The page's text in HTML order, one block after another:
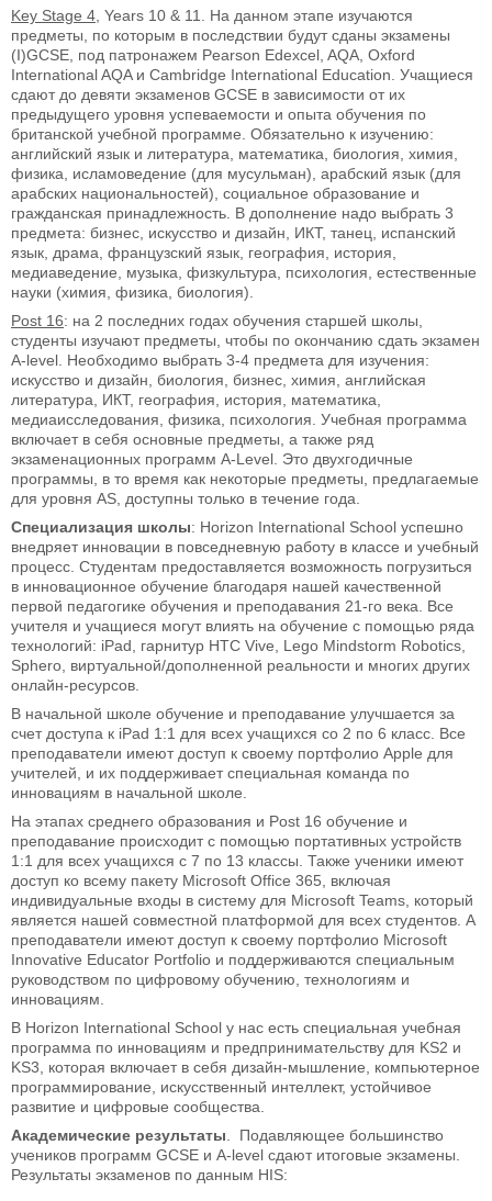
Key Stage 4 , Years 10 & 11. На данном этапе изучаются
предметы, по которым в последствии будут сданы экзамены
(I)GCSE, под патронажем Pearson Edexcel, AQA, Oxford
International AQA и Cambridge International Education. Учащиеся
сдают до девяти экзаменов GCSE в зависимости от их
предыдущего уровня успеваемости и опыта обучения по
британской учебной программе. Обязательно к изучению:
английский язык и литература, математика, биология, химия,
физика, исламоведение (для мусульман), арабский язык (для
арабских национальностей), социальное образование и
гражданская принадлежность. В дополнение надо выбрать 3
предмета: бизнес, искусство и дизайн, ИКТ, танец, испанский
язык, драма, французский язык, география, история,
медиаведение, музыка, физкультура, психология, естественные
науки (химия, физика, биология).
Post 16: на 2 последних годах обучения старшей школы,
студенты изучают предметы, чтобы по окончанию сдать экзамен
A-level. Необходимо выбрать 3-4 предмета для изучения:
искусство и дизайн, биология, бизнес, химия, английская
литература, ИКТ, география, история, математика,
медиаисследования, физика, психология. Учебная программа
включает в себя основные предметы, а также ряд
экзаменационных программ A-Level. Это двухгодичные
программы, в то время как некоторые предметы, предлагаемые
для уровня AS, доступны только в течение года.
Специализация школы: Horizon International School успешно
внедряет инновации в повседневную работу в классе и учебный
процесс. Студентам предоставляется возможность погрузиться
в инновационное обучение благодаря нашей качественной
первой педагогике обучения и преподавания 21-го века. Все
учителя и учащиеся могут влиять на обучение с помощью ряда
технологий: iPad, гарнитур HTC Vive, Lego Mindstorm Robotics,
Sphero, виртуальной/дополненной реальности и многих других
онлайн-ресурсов.
В начальной школе обучение и преподавание улучшается за
счет доступа к iPad 1:1 для всех учащихся со 2 по 6 класс. Все
преподаватели имеют доступ к своему портфолио Apple для
учителей, и их поддерживает специальная команда по
инновациям в начальной школе.
На этапах среднего образования и Post 16 обучение и
преподавание происходит с помощью портативных устройств
1:1 для всех учащихся с 7 по 13 классы. Также ученики имеют
доступ ко всему пакету Microsoft Office 365, включая
индивидуальные входы в систему для Microsoft Teams, который
является нашей совместной платформой для всех студентов. А
преподаватели имеют доступ к своему портфолио Microsoft
Innovative Educator Portfolio и поддерживаются специальным
руководством по цифровому обучению, технологиям и
инновациям.
В Horizon International School у нас есть специальная учебная
программа по инновациям и предпринимательству для KS2 и
KS3, которая включает в себя дизайн-мышление, компьютерное
программирование, искусственный интеллект, устойчивое
развитие и цифровые сообщества.
Академические результаты . Подавляющее большинство
учеников программ GCSE и A-level сдают итоговые экзамены.
Результаты экзаменов по данным HIS: